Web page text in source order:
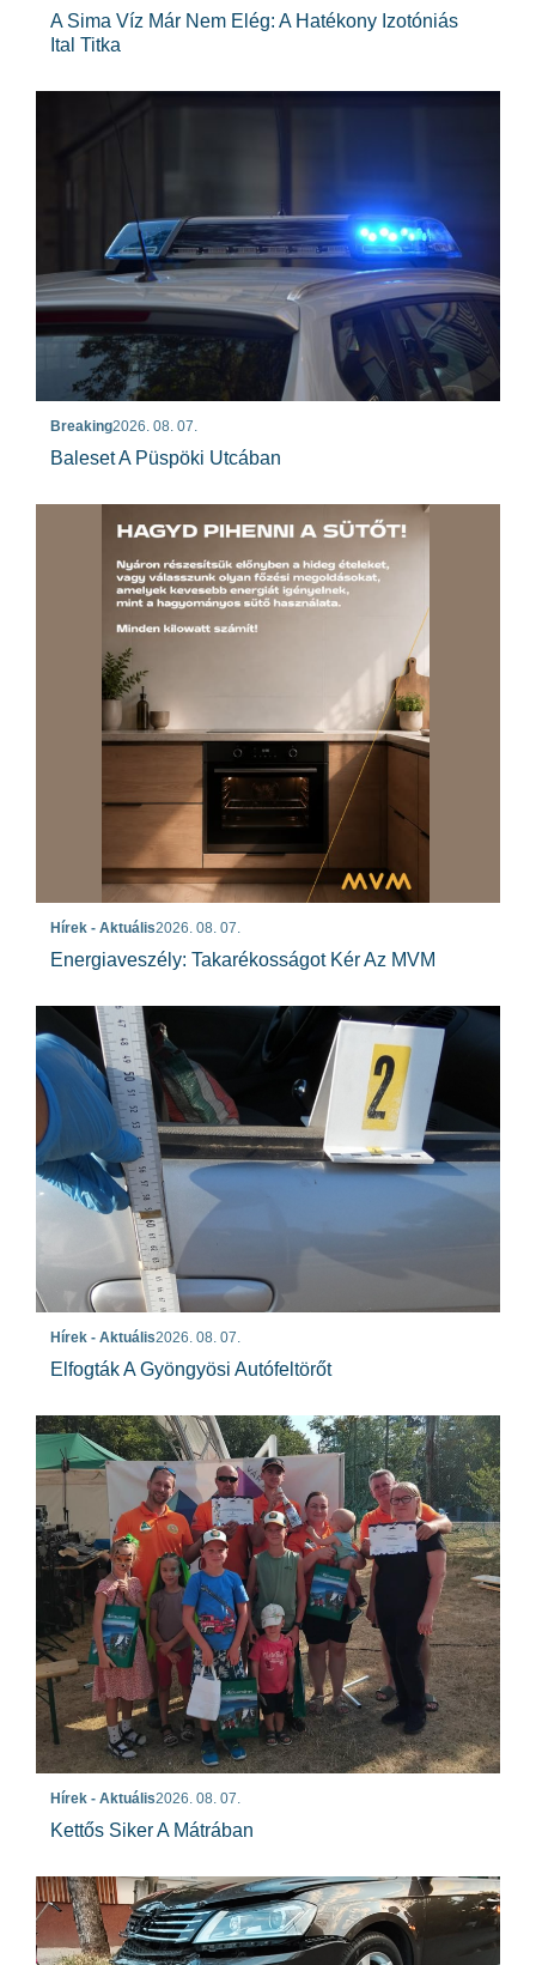
A Sima Víz Már Nem Elég: A Hatékony Izotóniás
Ital Titka
Breaking2026. 08. 07.
Baleset A Püspöki Utcában
Hírek - Aktuális2026. 08. 07.
Energiaveszély: Takarékosságot Kér Az MVM
Hírek - Aktuális2026. 08. 07.
Elfogták A Gyöngyösi Autófeltörőt
Hírek - Aktuális2026. 08. 07.
Kettős Siker A Mátrában